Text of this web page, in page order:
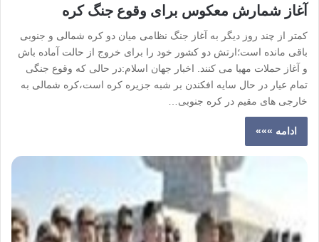
آغاز شمارش معکوس برای وقوع جنگ کره
کمتر از چند روز دیگر به آغاز جنگ نظامی میان دو کره شمالی و جنوبی
باقی مانده است؛ارتش دو کشور خود را برای خروج از حالت آماده باش
و آغاز حملات مهیا می کنند. اخبار جهان اسلام:در حالی که وقوع جنگی
تمام عیار در حال سایه افکندن بر شبه جزیره کره است،کره شمالی به
خارجی های مقیم در کره جنوبی…
ادامه »»»